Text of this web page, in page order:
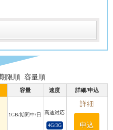
限順 容量順
容量 速度 詳細/申込
1GB/期間中/日 高速対応
4G/3G
詳細
申込